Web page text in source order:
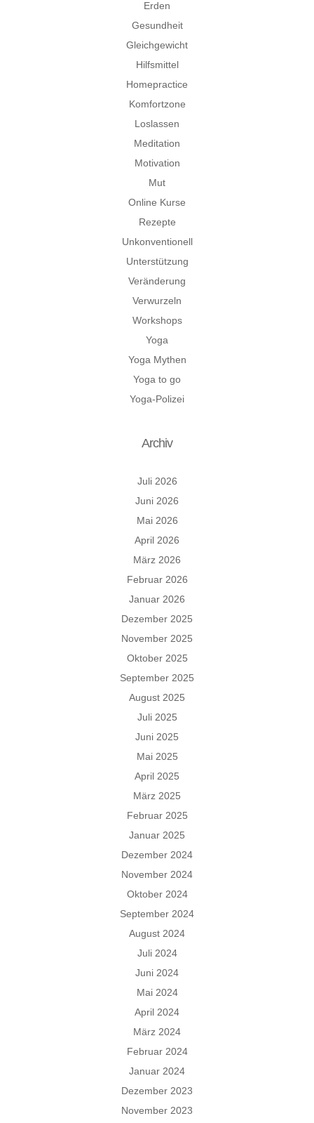
Erden
Gesundheit
Gleichgewicht
Hilfsmittel
Homepractice
Komfortzone
Loslassen
Meditation
Motivation
Mut
Online Kurse
Rezepte
Unkonventionell
Unterstützung
Veränderung
Verwurzeln
Workshops
Yoga
Yoga Mythen
Yoga to go
Yoga-Polizei
Archiv
Juli 2026
Juni 2026
Mai 2026
April 2026
März 2026
Februar 2026
Januar 2026
Dezember 2025
November 2025
Oktober 2025
September 2025
August 2025
Juli 2025
Juni 2025
Mai 2025
April 2025
März 2025
Februar 2025
Januar 2025
Dezember 2024
November 2024
Oktober 2024
September 2024
August 2024
Juli 2024
Juni 2024
Mai 2024
April 2024
März 2024
Februar 2024
Januar 2024
Dezember 2023
November 2023